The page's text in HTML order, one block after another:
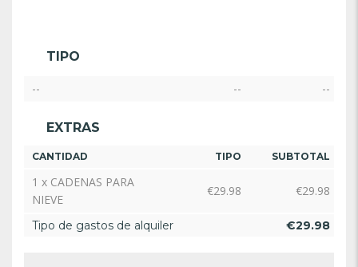
TIPO
-- -- --
EXTRAS
CANTIDAD TIPO SUBTOTAL
1 x CADENAS PARA
NIEVE
€29.98 €29.98
Tipo de gastos de alquiler €29.98